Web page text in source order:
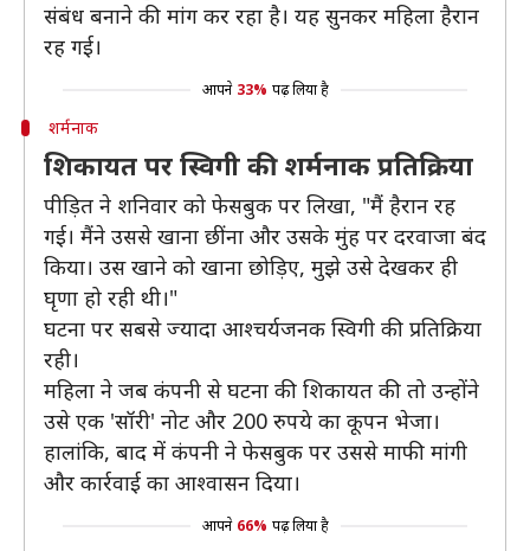
संबंध बनाने की मांग कर रहा है। यह सुनकर महिला हैरान
रह गई।
आपने 33% पढ़ लिया है
शर्मनाक
शिकायत पर स्विगी की शर्मनाक प्रतिक्रिया
पीड़ित ने शनिवार को फेसबुक पर लिखा, "मैं हैरान रह
गई। मैंने उससे खाना छींना और उसके मुंह पर दरवाजा बंद
किया। उस खाने को खाना छोड़िए, मुझे उसे देखकर ही
घृणा हो रही थी।"
घटना पर सबसे ज्यादा आश्चर्यजनक स्विगी की प्रतिक्रिया
रही।
महिला ने जब कंपनी से घटना की शिकायत की तो उन्होंने
उसे एक 'सॉरी' नोट और 200 रुपये का कूपन भेजा।
हालांकि, बाद में कंपनी ने फेसबुक पर उससे माफी मांगी
और कार्रवाई का आश्वासन दिया।
आपने 66% पढ़ लिया है